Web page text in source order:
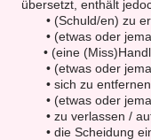
übersetzt, enthält
• (Schuld/en) zu
• (etwas oder
• (eine
• (etwas oder
• sich zu entfernen
• (etwas oder
• zu verlassen /
• die Scheidung